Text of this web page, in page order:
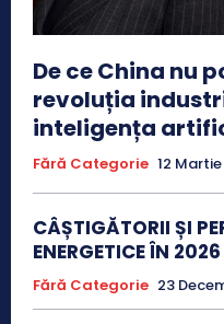
De ce China nu
revoluția
inteligența
Fără Categorie 12
CÂȘTIGĂTORII ȘI
ENERGETICE ÎN 2026
Fără Categorie 23